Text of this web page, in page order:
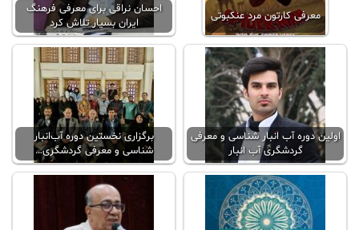
معرفی کارتون مرد عنکبوتی
احسان نراقی برای معرفی فرهنگ
ایران بسیار تلاش کرد
اولین دوره آب انبار شناسی و معرفی
گردشگری آب انبار
برگزاری نخستین دوره آب‌انبار
شناسی و معرفی گردشگری…